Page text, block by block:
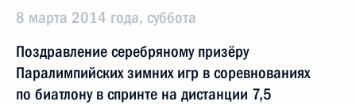
8 марта 2014 года, суббота
Поздравление серебряному призёру
Паралимпийских зимних игр в соревнованиях
по биатлону в спринте на дистанции 7,5